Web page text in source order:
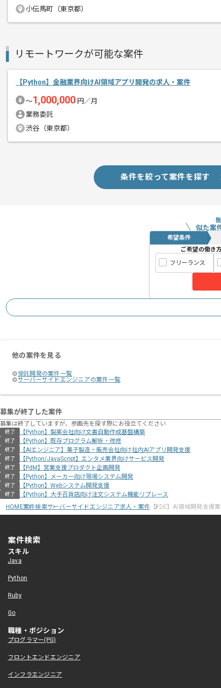
エージェントからのコ
今回はAI領域FDE開発支援案件に携わっ
Pythonを用いた実務経験を活かしたい
基本的には一部リモートでの作業を見込
小伝馬町（東京都）
リモートワークが可能な案件
【Python】金融業界向けAI領域アプリ開発の求人・案件
〜1,000,000 円／月
業務委託
渋谷（東京都）
条件を絞って案件を探す
似た案
希望条件
ご希望の働き
フリーランス
他の案件を見る
受託開発の案件一覧
サーバーサイドエンジニアの案件一覧
募集が終了した案件
募集は終了していますが、参画先を探す際にお役立てください
終了 【Python】製薬会社向け文書自動作成基盤構築
終了 【Python】既存プログラム解析・改修
終了 【AIエンジニア】菓子製造・販売会社向け社内AIアプリ開発支援
終了 【Python/JavaScript】エンタメ業界向けサービス開発
終了 【PdM】営業支援プロダクト企画開発
終了 【Python】メーカー向け現場システム開発
終了 【Python】Webシステム開発支援
終了
【Python】大手百貨店向け注文システム機能リプレース
HOME案件検索サーバーサイドエンジニア求人・案件 【FDE】AI領域開発支援
案件検索
スキル
Java
Python
Ruby
Go
職種・ポジション
プログラマー(PG)
フロントエンドエンジニア
インフラエンジニア